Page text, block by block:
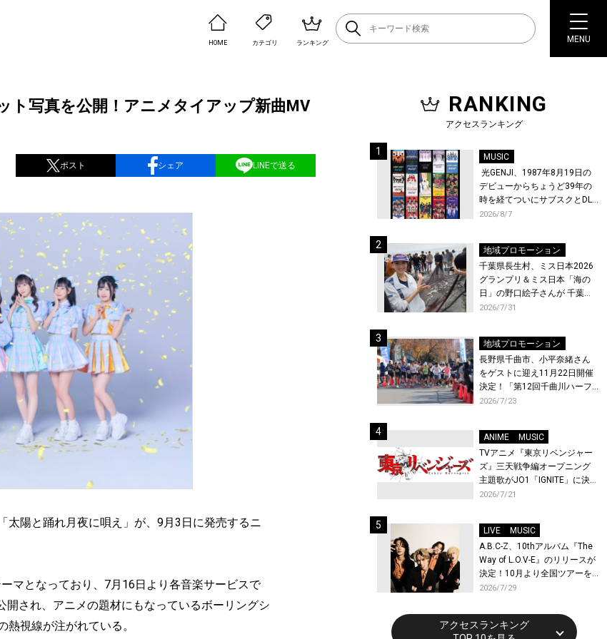
HOME カテゴリ ランキング MENU
ト写真を公開！アニメタイアップ新曲MV
ポスト シェア LINEで送る
陽と踊れ月夜に唄え」が、9月3日に発売するニ
マとなっており、7月16日より各音楽サービスで
開され、アニメの題材にもなっているボーリングシ
視線が注がれている。
RANKING
アクセスランキング
MUSIC
光GENJI、1987年8月19日の
デビューからちょうど39年の
時を経てついにサブスクとDL
配信が解禁！
2026/8/7
地域プロモーション
千葉県長生村、ミス日本2026
グランプリ＆ミス日本「海の
日」の野口絵子さんが 千葉県
唯一の村・長生村で地引網を
2026/7/31
地域プロモーション
長野県千曲市、小平奈緒さん
をゲストに迎え11月22日開催
決定！「第12回千曲川ハーフ
マラソン」エントリー受付開
2026/7/23
ANIME
MUSIC
TVアニメ『東京リベンジャー
ズ』三天戦争編オープニング
主題歌がJO1「IGNITE」に決
定！メンバー全員から喜びと
先行上映会を開催！
2026/7/21
LIVE
MUSIC
A.B.C-Z、10thアルバム『The
Way of L.O.V-E』のリリースが
決定！10月より全国ツアーを
開催！
2026/7/29
アクセスランキング